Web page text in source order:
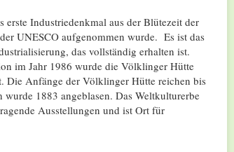
Industriedenkmal aus der Blütezeit der
UNESCO aufgenommen wurde. Es ist das
das vollständig erhalten ist.
im Jahr 1986 wurde die Völklinger Hütte
Die Anfänge der Völklinger Hütte reichen bis
1883 angeblasen. Das Weltkulturerbe
Ausstellungen und ist Ort für